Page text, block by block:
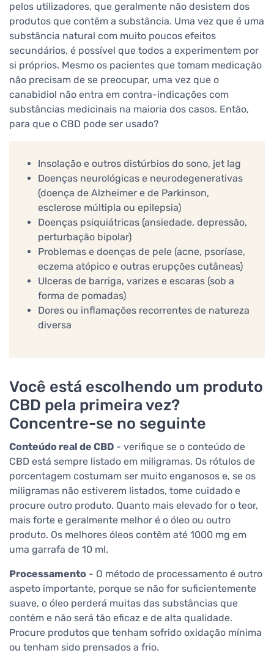
pelos utilizadores, que geralmente não desistem dos
produtos que contêm a substância. Uma vez que é uma
substância natural com muito poucos efeitos
secundários, é possível que todos a experimentem por
si próprios. Mesmo os pacientes que tomam medicação
não precisam de se preocupar, uma vez que o
canabidiol não entra em contra-indicações com
substâncias medicinais na maioria dos casos. Então,
para que o CBD pode ser usado?
Insolação e outros distúrbios do sono, jet lag
Doenças neurológicas e neurodegenerativas
(doença de Alzheimer e de Parkinson,
esclerose múltipla ou epilepsia)
Doenças psiquiátricas (ansiedade, depressão,
perturbação bipolar)
Problemas e doenças de pele (acne, psoríase,
eczema atópico e outras erupções cutâneas)
Ulceras de barriga, varizes e escaras (sob a
forma de pomadas)
Dores ou inflamações recorrentes de natureza
diversa
Você está escolhendo um produto
CBD pela primeira vez?
Concentre-se no seguinte
Conteúdo real de CBD - verifique se o conteúdo de
CBD está sempre listado em miligramas. Os rótulos de
porcentagem costumam ser muito enganosos e, se os
miligramas não estiverem listados, tome cuidado e
procure outro produto. Quanto mais elevado for o teor,
mais forte e geralmente melhor é o óleo ou outro
produto. Os melhores óleos contêm até 1000 mg em
uma garrafa de 10 ml.
Processamento - O método de processamento é outro
aspeto importante, porque se não for suficientemente
suave, o óleo perderá muitas das substâncias que
contém e não será tão eficaz e de alta qualidade.
Procure produtos que tenham sofrido oxidação mínima
ou tenham sido prensados a frio.